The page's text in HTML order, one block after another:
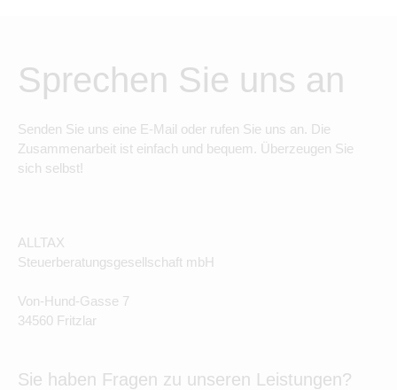
Sprechen Sie uns an
Senden Sie uns eine E-Mail oder rufen Sie uns an. Die
Zusammenarbeit ist einfach und bequem. Überzeugen Sie
sich selbst!
ALLTAX
Steuerberatungsgesellschaft mbH
Von-Hund-Gasse 7
34560 Fritzlar
Sie haben Fragen zu unseren Leistungen?